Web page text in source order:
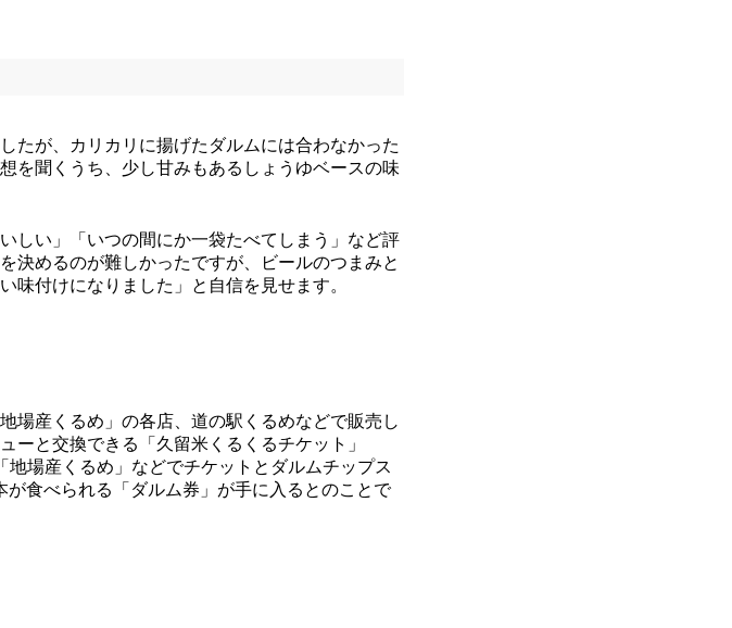
たが、カリカリに揚げたダルムには合わなかった
を聞くうち、少し甘みもあるしょうゆベースの味
しい」「いつの間にか一袋たべてしまう」など評
決めるのが難しかったですが、ビールのつまみと
味付けになりました」と自信を見せます。
場産くるめ」の各店、道の駅くるめなどで販売し
ーと交換できる「久留米くるくるチケット」
地場産くるめ」などでチケットとダルムチップス
食べられる「ダルム券」が手に入るとのことで